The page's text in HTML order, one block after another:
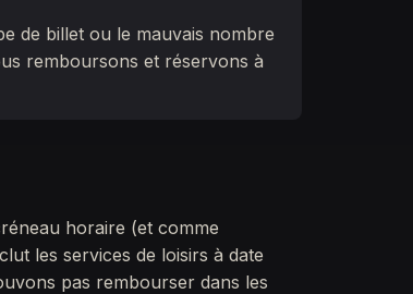
de billet ou le mauvais nombre
remboursons et réservons à
horaire (et comme
les services de loisirs à date
pas rembourser dans les